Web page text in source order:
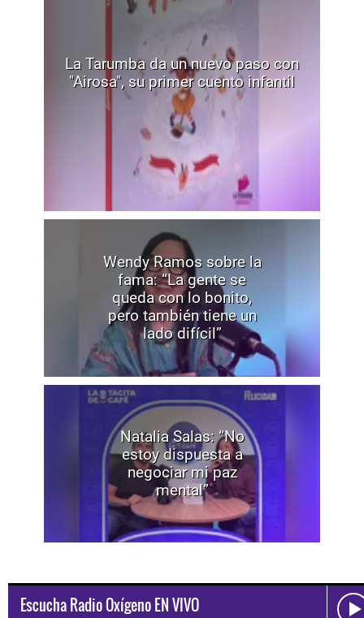
La Tarumba da un nuevo paso con
"Airosa", su primer cuento infantil
Wendy Ramos sobre la
fama: “La gente se
queda con lo bonito,
pero también tiene un
lado difícil”
Natalia Salas: “No
estoy dispuesta a
negociar mi paz
mental”
Escucha Radio Oxígeno EN VIVO